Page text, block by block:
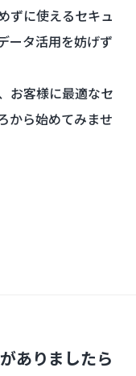
ずに使えるセキュ
ータ活用を妨げず
お客様に最適なセ
から始めてみませ
ありましたら